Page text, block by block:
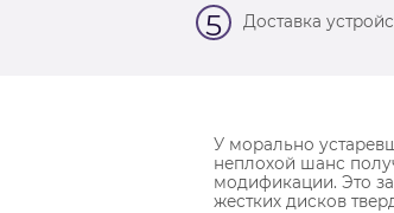
5 Доставка
У морально
неплохой шанс
модификации. Это
жестких дисков